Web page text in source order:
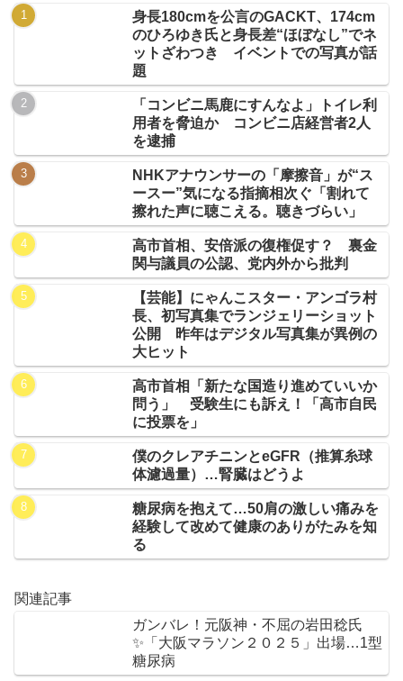
身長180cmを公言のGACKT、174cm
のひろゆき氏と身長差“ほぼなし”でネ
ットざわつき イベントでの写真が話
題
「コンビニ馬鹿にすんなよ」トイレ利
用者を脅迫か コンビニ店経営者2人
を逮捕
NHKアナウンサーの「摩擦音」が“ス
ースー”気になる指摘相次ぐ「割れて
擦れた声に聴こえる。聴きづらい」
高市首相、安倍派の復権促す？ 裏金
関与議員の公認、党内外から批判
【芸能】にゃんこスター・アンゴラ村
長、初写真集でランジェリーショット
公開 昨年はデジタル写真集が異例の
大ヒット
高市首相「新たな国造り進めていいか
問う」 受験生にも訴え！「高市自民
に投票を」
僕のクレアチニンとeGFR（推算糸球
体濾過量）…腎臓はどうよ
糖尿病を抱えて…50肩の激しい痛みを
経験して改めて健康のありがたみを知
る
関連記事
ガンバレ！元阪神・不屈の岩田稔氏
✨「大阪マラソン２０２５」出場…1型
糖尿病